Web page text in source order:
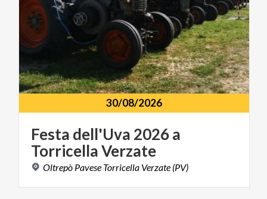
30/08/2026
Festa dell'Uva 2026a
TorricellaVerzate
Oltrepò Pavese Torricella Verzate (PV)